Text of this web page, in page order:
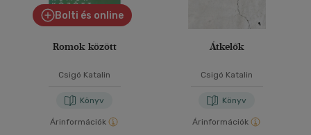
Bolti és online
Romok között
Csigó Katalin
Könyv
Árinformációk
Átkelők
Csigó Katalin
Könyv
Árinformációk